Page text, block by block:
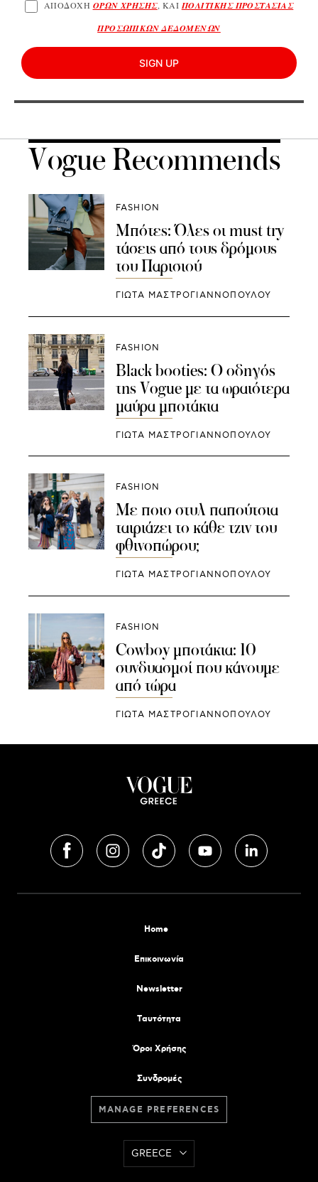
ΑΠΟΔΟΧΗ ΟΡΩΝ ΧΡΗΣΗΣ, ΚΑΙΠΟΛΙΤΙΚΗΣ ΠΡΟΣΤΑΣΙΑΣ
ΠΡΟΣΩΠΙΚΩΝ ΔΕΔΟΜΕΝΩΝ
SIGN UP
Vogue Recommends
FASHION
Μπότες: Όλες οι must try
τάσεις από τους δρόμους
του Παρισιού
ΓΙΩΤΑ ΜΑΣΤΡΟΓΙΑΝΝΟΠΟΥΛΟΥ
FASHION
Black booties: Ο οδηγός
της Vogue με τα ωραιότερα
μαύρα μποτάκια
ΓΙΩΤΑ ΜΑΣΤΡΟΓΙΑΝΝΟΠΟΥΛΟΥ
FASHION
Με ποιο στυλ παπούτσια
ταιριάζει το κάθε τζιν του
φθινοπώρου;
ΓΙΩΤΑ ΜΑΣΤΡΟΓΙΑΝΝΟΠΟΥΛΟΥ
FASHION
Cowboy μποτάκια: 10
συνδυασμοί που κάνουμε
από τώρα
ΓΙΩΤΑ ΜΑΣΤΡΟΓΙΑΝΝΟΠΟΥΛΟΥ
Home
Επικοινωνία
Newsletter
Tαυτότητα
Όροι Χρήσης
Συνδρομές
MANAGE PREFERENCES
GREECE